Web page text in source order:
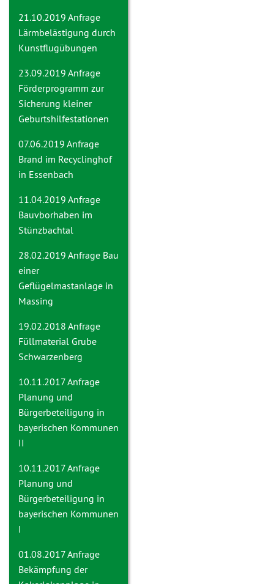
21.10.2019 Anfrage
Lärmbelästigung durch
Kunstflugübungen
23.09.2019 Anfrage
Förderprogramm zur
Sicherung kleiner
Geburtshilfestationen
07.06.2019 Anfrage
Brand im Recyclinghof
in Essenbach
11.04.2019 Anfrage
Bauvborhaben im
Stünzbachtal
28.02.2019 Anfrage Bau
einer
Geflügelmastanlage in
Massing
19.02.2018 Anfrage
Füllmaterial Grube
Schwarzenberg
10.11.2017 Anfrage
Planung und
Bürgerbeteiligung in
bayerischen Kommunen
II
10.11.2017 Anfrage
Planung und
Bürgerbeteiligung in
bayerischen Kommunen
I
01.08.2017 Anfrage
Bekämpfung der